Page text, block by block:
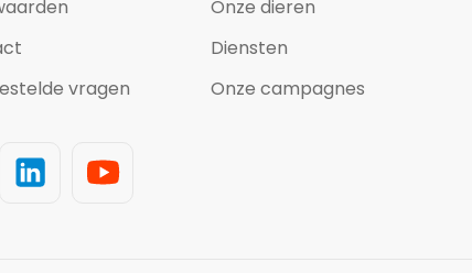
vragen
Onze dieren
Diensten
Onze campagnes